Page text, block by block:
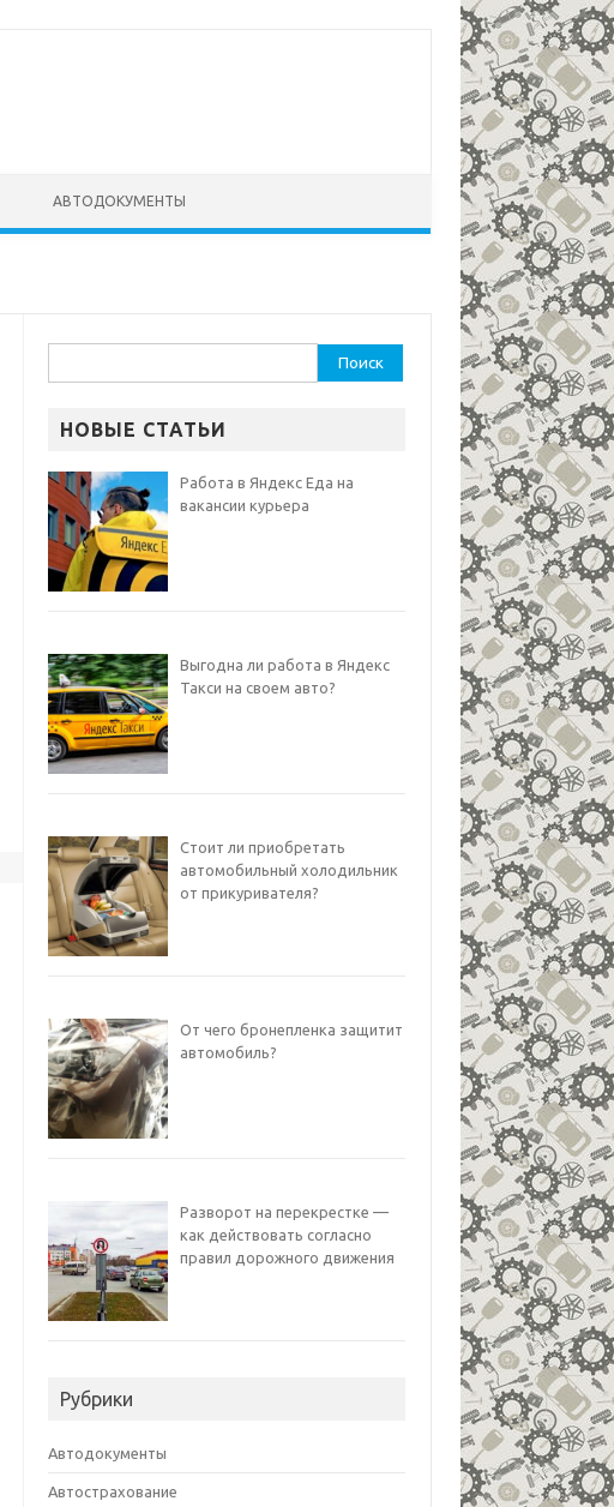
АВТОДОКУМЕНТЫ
НОВЫЕ СТАТЬИ
Работа в Яндекс Еда на
вакансии курьера
Выгодна ли работа в Яндекс
Такси на своем авто?
Стоит ли приобретать
автомобильный холодильник
от прикуривателя?
От чего бронепленка защитит
автомобиль?
Разворот на перекрестке —
как действовать согласно
правил дорожного движения
Рубрики
Автодокументы
Автострахование